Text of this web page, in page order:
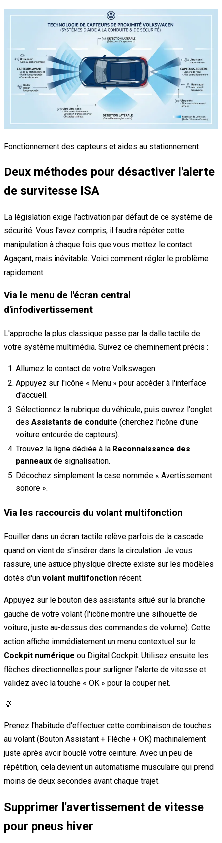
Fonctionnement des capteurs et aides au stationnement
Deux méthodes pour désactiver l'alerte
de survitesse ISA
La législation exige l'activation par défaut de ce système de
sécurité. Vous l'avez compris, il faudra répéter cette
manipulation à chaque fois que vous mettez le contact.
Agaçant, mais inévitable. Voici comment régler le problème
rapidement.
Via le menu de l'écran central
d'infodivertissement
L'approche la plus classique passe par la dalle tactile de
votre système multimédia. Suivez ce cheminement précis :
Allumez le contact de votre Volkswagen.
Appuyez sur l'icône « Menu » pour accéder à l'interface
d'accueil.
Sélectionnez la rubrique du véhicule, puis ouvrez l'onglet
des Assistants de conduite (cherchez l'icône d'une
voiture entourée de capteurs).
Trouvez la ligne dédiée à la Reconnaissance des
panneaux de signalisation.
Décochez simplement la case nommée « Avertissement
sonore ».
Via les raccourcis du volant multifonction
Fouiller dans un écran tactile relève parfois de la cascade
quand on vient de s'insérer dans la circulation. Je vous
rassure, une astuce physique directe existe sur les modèles
dotés d'un volant multifonction récent.
Appuyez sur le bouton des assistants situé sur la branche
gauche de votre volant (l'icône montre une silhouette de
voiture, juste au-dessus des commandes de volume). Cette
action affiche immédiatement un menu contextuel sur le
Cockpit numérique ou Digital Cockpit. Utilisez ensuite les
flèches directionnelles pour surligner l'alerte de vitesse et
validez avec la touche « OK » pour la couper net.
💡
Prenez l'habitude d'effectuer cette combinaison de touches
au volant (Bouton Assistant + Flèche + OK) machinalement
juste après avoir bouclé votre ceinture. Avec un peu de
répétition, cela devient un automatisme musculaire qui prend
moins de deux secondes avant chaque trajet.
Supprimer l'avertissement de vitesse
pour pneus hiver